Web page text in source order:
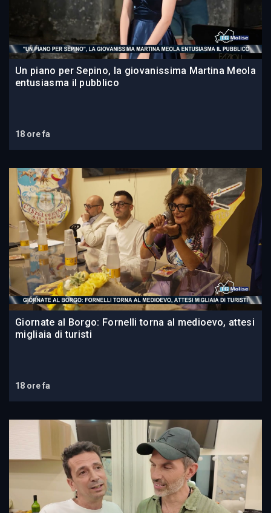
Un piano per Sepino, la giovanissima Martina Meola
entusiasma il pubblico
18 ore fa
Giornate al Borgo: Fornelli torna al medioevo, attesi
migliaia di turisti
18 ore fa